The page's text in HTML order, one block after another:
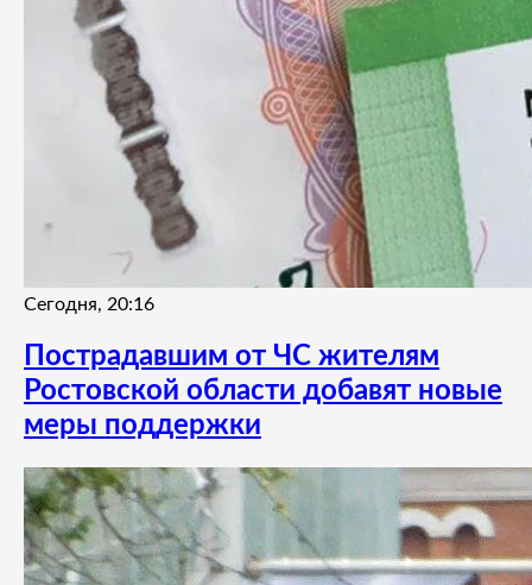
Сегодня, 20:16
Пострадавшим от ЧС жителям
Ростовской области добавят новые
меры поддержки